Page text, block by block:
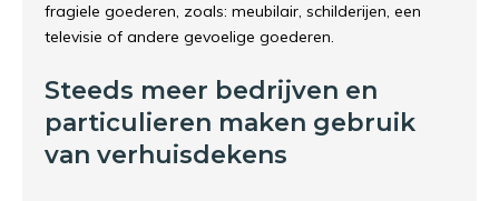
fragiele goederen, zoals: meubilair, schilderijen, een
televisie of andere gevoelige goederen.
Steeds meer bedrijven en
particulieren maken gebruik
van verhuisdekens